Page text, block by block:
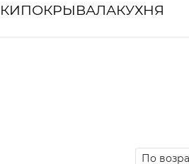
ПОКРЫВАЛАКУХНЯ